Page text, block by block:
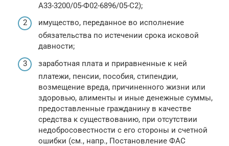
А33-3200/05-Ф02-6896/05-С2);
имущество, переданное во исполнение
обязательства по истечении срока исковой
давности;
заработная плата и приравненные к ней
платежи, пенсии, пособия, стипендии,
возмещение вреда, причиненного жизни или
здоровью, алименты и иные денежные суммы,
предоставленные гражданину в качестве
средства к существованию, при отсутствии
недобросовестности с его стороны и счетной
ошибки (см., напр., Постановление ФАС